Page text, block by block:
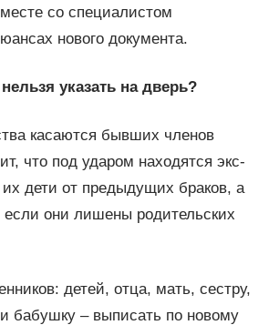
со специалистом
нового документа.
указать на дверь?
касаются бывших членов
что под ударом находятся экс-
дети от предыдущих браков, а
если они лишены родительских
детей, отца, мать, сестру,
бабушку – выписать по новому